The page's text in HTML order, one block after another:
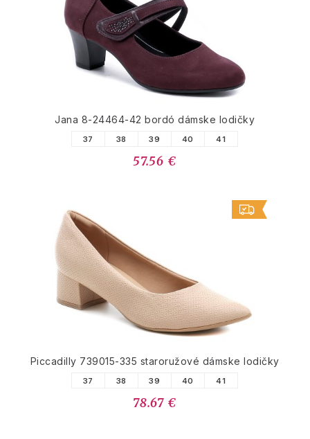
Jana 8-24464-42 bordó dámske lodičky
37 38 39 40 41
57.56 €
Piccadilly 739015-335 staroružové dámske lodičky
37 38 39 40 41
78.67 €